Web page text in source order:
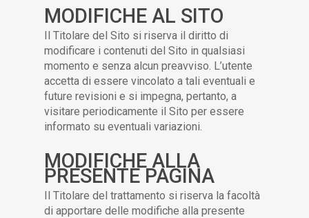
MODIFICHE AL SITO
Il Titolare del Sito si riserva il diritto di
modificare i contenuti del Sito in qualsiasi
momento e senza alcun preavviso. L’utente
accetta di essere vincolato a tali eventuali e
future revisioni e si impegna, pertanto, a
visitare periodicamente il Sito per essere
informato su eventuali variazioni.
MODIFICHE ALLA
PRESENTE PAGINA
Il Titolare del trattamento si riserva la facoltà
di apportare delle modifiche alla presente